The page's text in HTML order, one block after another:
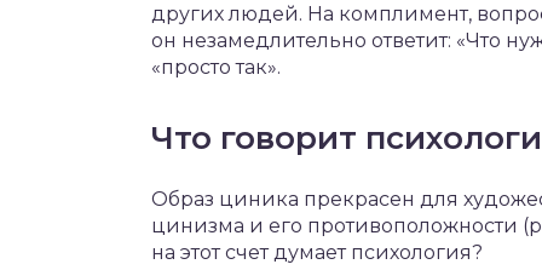
других людей. На комплимент,
он незамедлительно ответит: «Что
«просто так».
Что говорит
Образ циника прекрасен для
цинизма и его противоположности
на этот счет думает психология?